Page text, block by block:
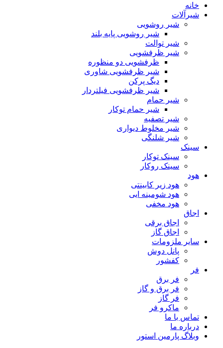
خانه
شیرآلات
شیر روشویی
شیر روشویی پایه بلند
شیر توالت
شیر ظرفشویی
ظرفشویی دو منظوره
شیر ظرفشویی شاوری
دیگ پرکن
شیر ظرفشویی فیلتردار
شیر حمام
شیر حمام توکار
شیر تصفیه
شیر مخلوط دیواری
شیر شلنگی
سینک
سینک توکار
سینک روکار
هود
هود زیر كابینتی
هود شومینه ایی
هود مخفى
اجاق
اجاق برقى
اجاق گاز
سایر ملزومات
پانل دوش
کفشور
فر
فر برق
فر برق و گاز
فر گاز
ماكرو فر
تماس با ما
درباره ما
وبلاگ پارمین استور